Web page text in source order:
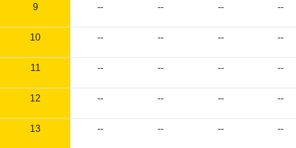
9 -- -- -- --
10 -- -- -- --
11 -- -- -- --
12 -- -- -- --
13 -- -- -- --